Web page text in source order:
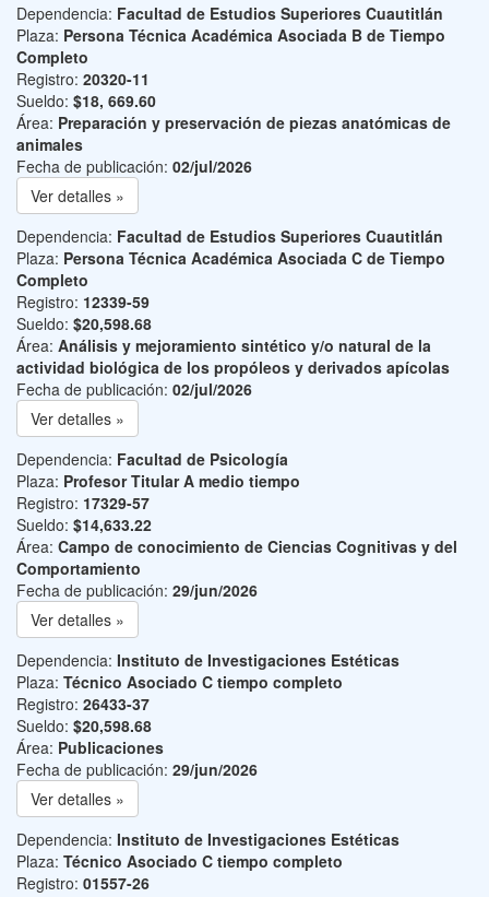
Dependencia: Facultad de Estudios Superiores Cuautitlán
Plaza: Persona Técnica Académica Asociada B de Tiempo
Completo
Registro: 20320-11
Sueldo: $18, 669.60
Área: Preparación y preservación de piezas anatómicas de
animales
Fecha de publicación: 02/jul/2026
Ver detalles »
Dependencia: Facultad de Estudios Superiores Cuautitlán
Plaza: Persona Técnica Académica Asociada C de Tiempo
Completo
Registro: 12339-59
Sueldo: $20,598.68
Área: Análisis y mejoramiento sintético y/o natural de la
actividad biológica de los propóleos y derivados apícolas
Fecha de publicación: 02/jul/2026
Ver detalles »
Dependencia: Facultad de Psicología
Plaza: Profesor Titular A medio tiempo
Registro: 17329-57
Sueldo: $14,633.22
Área: Campo de conocimiento de Ciencias Cognitivas y del
Comportamiento
Fecha de publicación: 29/jun/2026
Ver detalles »
Dependencia: Instituto de Investigaciones Estéticas
Plaza: Técnico Asociado C tiempo completo
Registro: 26433-37
Sueldo: $20,598.68
Área: Publicaciones
Fecha de publicación: 29/jun/2026
Ver detalles »
Dependencia: Instituto de Investigaciones Estéticas
Plaza: Técnico Asociado C tiempo completo
Registro: 01557-26